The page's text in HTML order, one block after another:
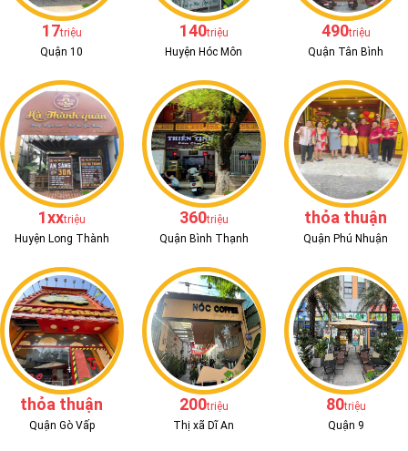
17triệu
Quận 10
140triệu
Huyện Hóc Môn
490triệu
Quận Tân Bình
1xxtriệu
Huyện Long Thành
360triệu
Quận Bình Thạnh
thỏa thuận
Quận Phú Nhuận
thỏa thuận
Quận Gò Vấp
200triệu
Thị xã Dĩ An
80triệu
Quận 9